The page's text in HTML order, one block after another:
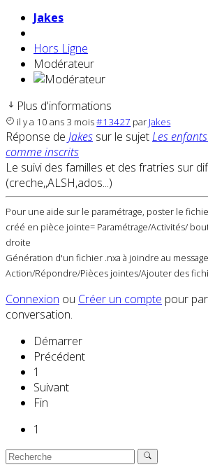
Jakes
Hors Ligne
Modérateur
Plus d'informations
il y a 10 ans 3 mois#13427 par Jakes
Réponse de Jakes sur le sujetLes
comme inscrits
Le suivi des familles et des fratries sur
(creche,,ALSH,ados...)
Pour une aide sur le paramétrage, poster le
créé en pièce jointe= Paramétrage/Activités/
droite
Génération d'un fichier .nxa à joindre au
Action/Répondre/Pièces jointes/Ajouter des
Connexion ou Créer un compte pour
conversation.
Démarrer
Précédent
1
Suivant
Fin
1